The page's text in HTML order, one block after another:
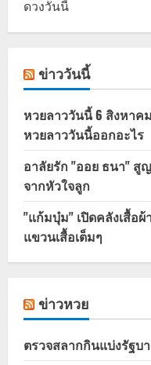
ดวงวันนี้
ข่าววันนี้
หวยลาววันนี้ 6 สิงหาค
หวยลาววันนี้ออกอะไร
อาลัยรัก "ออย ธนา" สู
จากหัวใจลูก
"แก้มบุ๋ม" เปิดคลังเสื้อ
แขวนเสื้อเต็มๆ
ข่าวหวย
ตรวจสลากกินแบ่งรัฐบ